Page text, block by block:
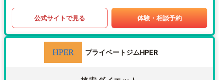
公式サイトで見る 体験・相談予約
プライベートジムHPER